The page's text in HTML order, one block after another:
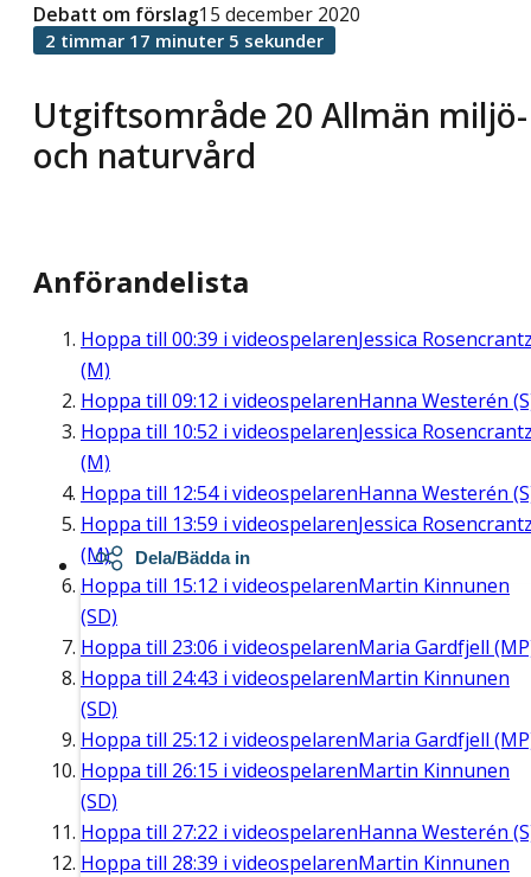
Utgiftsområde 20 Allmän miljö-
och naturvård
Debatt om förslag15 december 2020
2 timmar 17 minuter 5 sekunder
Anförandelista
Hoppa till 00:39 i videospelarenJessica
(M)
Hoppa till 09:12 i videospelarenHanna Westerén
Hoppa till 10:52 i videospelarenJessica
(M)
Hoppa till 12:54i videospelarenHanna Westerén
Hoppa till 13:59 i videospelarenJessica
(M)
Hoppa till 15:12 i videospelarenMartin Kinnunen
(SD)
Hoppa till 23:06 i videospelarenMaria Gardfjell
Hoppa till 24:43 i videospelarenMartin Kinnunen
(SD)
Hoppa till 25:12 i videospelarenMaria Gardfjell
Hoppa till 26:15 i videospelarenMartin Kinnunen
(SD)
Hoppa till 27:22 i videospelarenHanna Westerén
Hoppa till 28:39 i videospelarenMartin Kinnunen
Dela/Bädda in